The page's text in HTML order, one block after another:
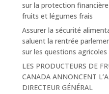
sur la protection
fruits et légumes frais
Assurer la sécurité
saluent la rentrée
sur les questions agricoles
LES PRODUCTEURS DE
CANADA ANNONCENT
DIRECTEUR GÉNÉRAL